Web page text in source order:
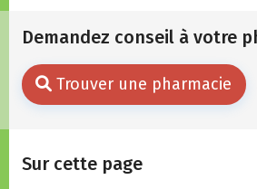
Demandez conseil à votre
Trouver une pharmacie
Sur cette page